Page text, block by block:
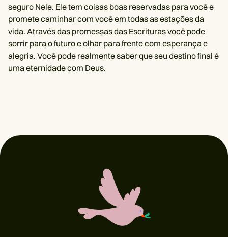
seguro Nele. Ele tem coisas boas reservadas para você e
promete caminhar com você em todas as estações da
vida. Através das promessas das Escrituras você pode
sorrir para o futuro e olhar para frente com esperança e
alegria. Você pode realmente saber que seu destino final é
uma eternidade com Deus.